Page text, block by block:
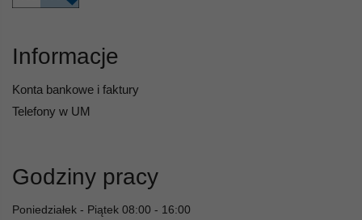
Informacje
Konta bankowe i faktury
Telefony w UM
Godziny pracy
Poniedziałek - Piątek 08:00 - 16:00